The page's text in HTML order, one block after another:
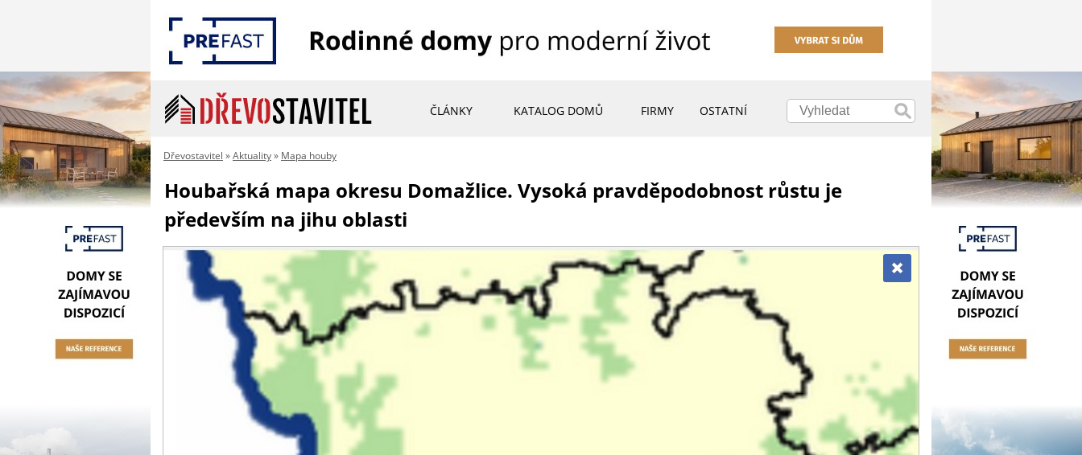
ČLÁNKY KATALOG DOMŮ FIRMY OSTATNÍ
Dřevostavitel »Aktuality» Mapa houby
Houbařská mapa okresu Domažlice. Vysoká pravděpodobnost růstu je
především na jihu oblasti